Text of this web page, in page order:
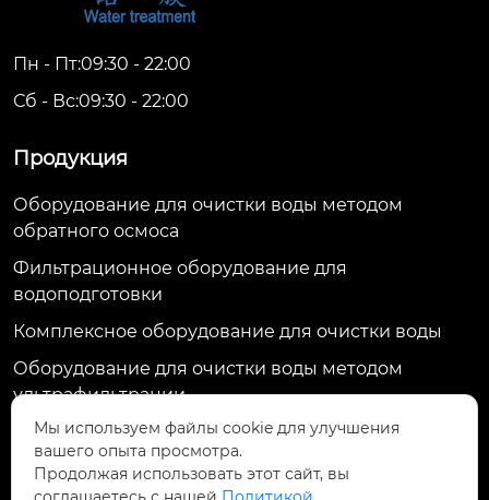
Пн - Пт:09:30 - 22:00
Сб - Вс:09:30 - 22:00
Продукция
Оборудование для очистки воды методом
обратного осмоса
Фильтрационное оборудование для
водоподготовки
Комплексное оборудование для очистки воды
Оборудование для очистки воды методом
ультрафильтрации
Контактная информация
ул. Тяньхуэй, д. 1009, пр. Жунду, р-н Цзиньню, г.
Мы используем файлы cookie для улучшения
вашего опыта просмотра.
Продолжая использовать этот сайт, вы